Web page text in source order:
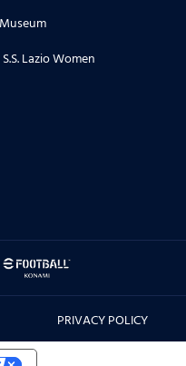
sfida contro il
Lazio Women
PRIVACY POLICY